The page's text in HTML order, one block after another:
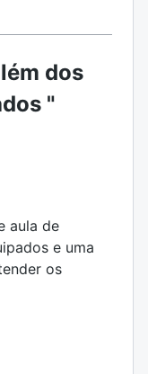
dos
"
aula de
e uma
os